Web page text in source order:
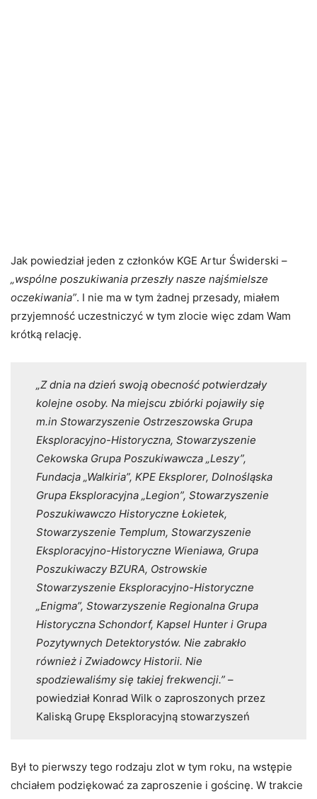
Jak powiedział jeden z członków KGE Artur Świderski –
„wspólne poszukiwania przeszły nasze najśmielsze
oczekiwania”. I nie ma w tym żadnej przesady, miałem
przyjemność uczestniczyć w tym zlocie więc zdam Wam
krótką relację.
„Z dnia na dzień swoją obecność potwierdzały
kolejne osoby. Na miejscu zbiórki pojawiły się
m.in Stowarzyszenie Ostrzeszowska Grupa
Eksploracyjno-Historyczna, Stowarzyszenie
Cekowska Grupa Poszukiwawcza „Leszy”,
Fundacja „Walkiria”, KPE Eksplorer, Dolnośląska
Grupa Eksploracyjna „Legion”, Stowarzyszenie
Poszukiwawczo Historyczne Łokietek,
Stowarzyszenie Templum, Stowarzyszenie
Eksploracyjno-Historyczne Wieniawa, Grupa
Poszukiwaczy BZURA, Ostrowskie
Stowarzyszenie Eksploracyjno-Historyczne
„Enigma”, Stowarzyszenie Regionalna Grupa
Historyczna Schondorf, Kapsel Hunter i Grupa
Pozytywnych Detektorystów. Nie zabrakło
również i Zwiadowcy Historii. Nie
spodziewaliśmy się takiej frekwencji.”–
powiedział Konrad Wilk o zaproszonych przez
Kaliską Grupę Eksploracyjną stowarzyszeń
Był to pierwszy tego rodzaju zlot w tym roku, na wstępie
chciałem podziękować za zaproszenie i gościnę. W trakcie